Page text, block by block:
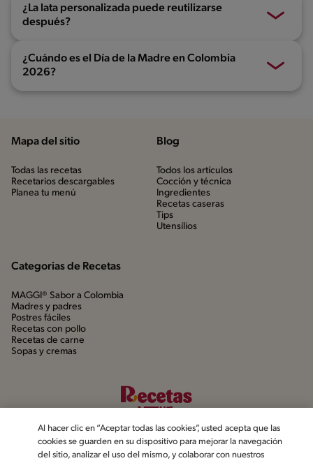
¿La lata personalizada puede reutilizarse
después?
¿Cuándo es el Día de la Madre en Colombia
2026?
Mapa del sitio
Todas las recetas
Recetarios descargables
Planea tu menú
Blog
Todos los artículos
Cocción y técnica
Ingredientes
Recetas caseras
Tips
Utensílios
Categorias de Recetas
MAGGI® Sabor a Colombia
Madres y padres
Postres fáciles
Recetas con pollo
Recetas de carne
Sopas y cremas
Al hacer clic en “Aceptar todas las cookies”, usted acepta que las
cookies se guarden en su dispositivo para mejorar la navegación
del sitio, analizar el uso del mismo, y colaborar con nuestros